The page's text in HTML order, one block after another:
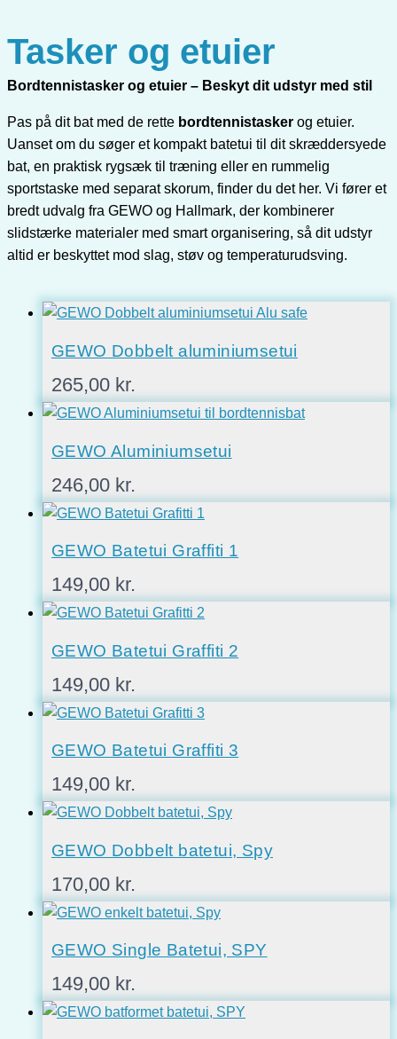
Tasker og etuier
Bordtennistasker og etuier – Beskyt dit udstyr med stil
Pas på dit bat med de rette bordtennistasker og etuier.
Uanset om du søger et kompakt batetui til dit skræddersyede
bat, en praktisk rygsæk til træning eller en rummelig
sportstaske med separat skorum, finder du det her. Vi fører et
bredt udvalg fra GEWO og Hallmark, der kombinerer
slidstærke materialer med smart organisering, så dit udstyr
altid er beskyttet mod slag, støv og temperaturudsving.
GEWO Dobbelt aluminiumsetui
265,00 kr.
GEWO Aluminiumsetui
246,00 kr.
GEWO Batetui Graffiti 1
149,00 kr.
GEWO Batetui Graffiti 2
149,00 kr.
GEWO Batetui Graffiti 3
149,00 kr.
GEWO Dobbelt batetui, Spy
170,00 kr.
GEWO Single Batetui, SPY
149,00 kr.